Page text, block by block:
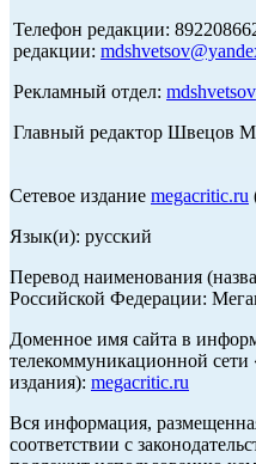
Телефон редакции:
редакции:
Рекламный отдел:
Главный редактор Швецов
Сетевое издание megacritic.ru
Язык(и): русский
Перевод наименования
Российской Федерации:
Доменное имя сайта в
телекоммуникационной сети
издания): megacritic.ru
Вся информация,
соответствии с